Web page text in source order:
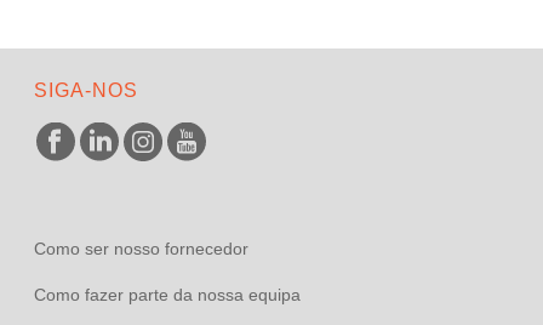
SIGA-NOS
Como ser nosso fornecedor
Como fazer parte da nossa equipa